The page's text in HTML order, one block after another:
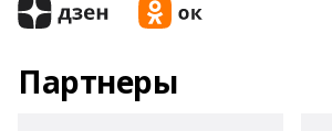
Партнеры